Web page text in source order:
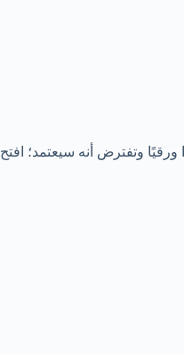
وتفترض أنه سيعتمد؛ افتح